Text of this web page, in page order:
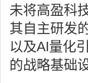
未将高盈科
其自主研发
以及AI量化
的战略基础设